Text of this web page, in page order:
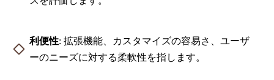
利便性: 拡張機能、カスタマイズの容易さ、ユーザ
ーのニーズに対する柔軟性を指します。